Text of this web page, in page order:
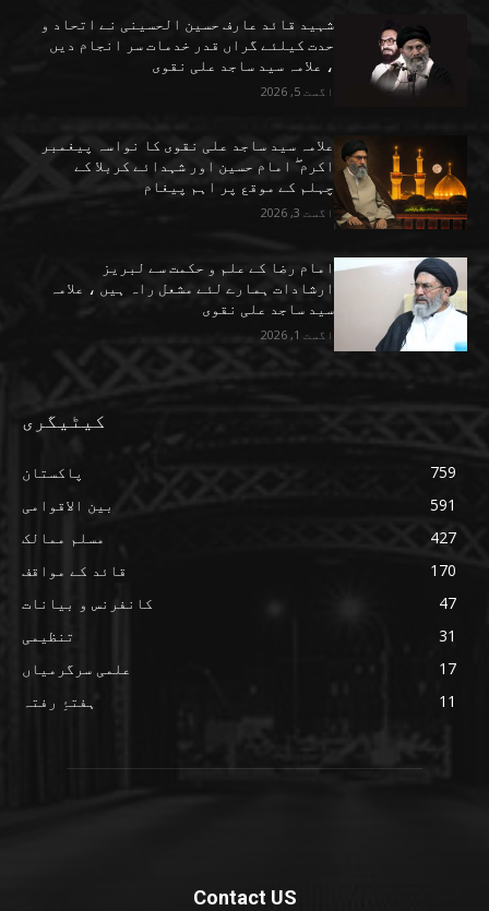
شہید قائد عارف حسین الحسینی نے اتحاد و
حدت کیلئے گراں قدر خدمات سر انجام دیں
، علامہ سید ساجد علی نقوی
اگست 5, 2026
علامہ سید ساجد علی نقوی کا نواسہ پیغمبر
اکرم ۖ امام حسین اور شہدائے کربلا کے
چہلم کے موقع پر اہم پیغام
اگست 3, 2026
امام رضا کے علم و حکمت سے لبریز
ارشادات ہمارے لئے مشعل راہ ہیں ، علامہ
سید ساجد علی نقوی
اگست 1, 2026
کیٹیگری
پاکستان
759
بین الاقوامی
591
مسلم ممالک
427
قائد کے مواقف
170
کانفرنس و بیانات
47
تنظیمی
31
علمی سرگرمیاں
17
ہفتۂِ رفتہ
11
Contact US